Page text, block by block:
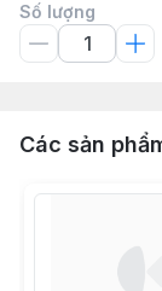
Số lượng
Các sản